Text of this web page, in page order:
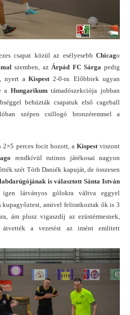
csapat közül az esélyesebb Chicago
szemben, azÁrpád FC Sárga pedig
nyert aKispest2-0-ra. Előbbiek ugyan
a Hungarikumtámadószekciója jobban
behúzták csapatuk első cageball
szépen csillogó bronzéremmel a
2×5 perces focit hozott, a Kispestviszont
rendkívül rutinos játékosai nagyon
szét Tóth Daniék kapuját, de összesen
is választott Sánta István
igen látványos gólokra váltva eggyel
kupagyőztest, amivel feliratkoztak ők is 3
ám plusz vigaszdíj az ezüstérmesnek,
a vezetést az imént említett